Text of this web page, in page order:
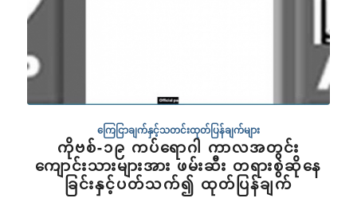
ကြေငြာချက်နှင့်သတင်းထုတ်ပြန်ချက်များ
ကိုဗစ်-၁၉ ကပ်ရောဂါ ကာလအတွင်း
ကျောင်းသားများအား ဖမ်းဆီး တရားစွဲဆိုနေ
ခြင်းနှင့်ပတ်သက်၍ ထုတ်ပြန်ချက်